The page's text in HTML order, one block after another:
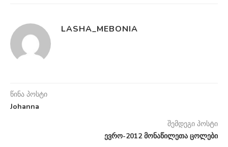
LASHA_MEBONIA
წინა პოსტი
Johanna
შემდეგი პოსტი
ევრო-2012 მონაწილეთა ცოლები